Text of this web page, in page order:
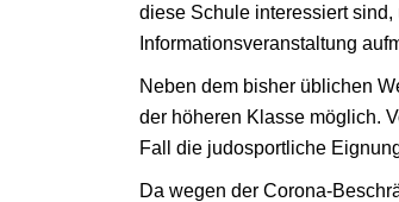
diese Schule interessiert
Informationsveranstaltung
Neben dem bisher üblichen
der höheren Klasse möglich.
Fall die judosportliche
Da wegen der Corona-